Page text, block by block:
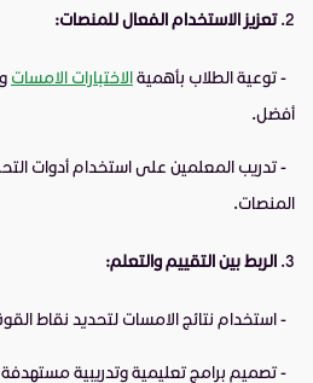
تعزيز الاستخدام الفعال للمنصات:
- توعية الطلاب بأهميةالاختبارات الامسات
أفضل.
- تدريب المعلمين على استخدام أدوات
المنصات.
الربط بين التقييم والتعلم:
- استخدام نتائج الامسات لتحديد نقاط
- تصميم برامج تعليمية وتدريبية مستهدفة